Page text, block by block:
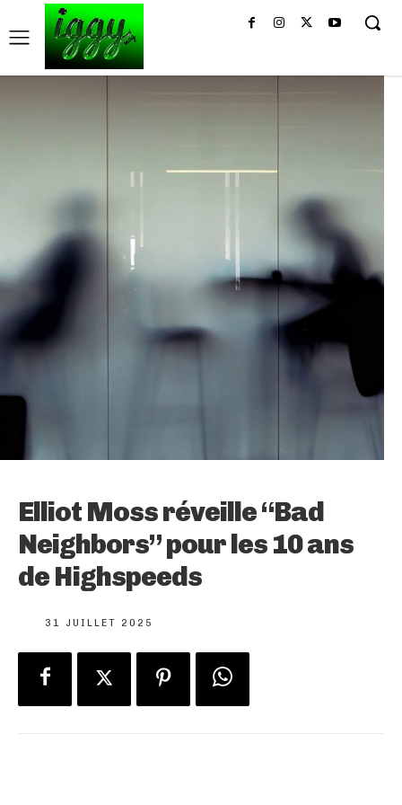
Elliot Moss réveille “Bad
Neighbors” pour les 10 ans
de Highspeeds
31 JUILLET 2025